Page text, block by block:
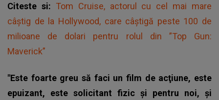
Citeste si: Tom Cruise, actorul cu cel mai mare
câștig de la Hollywood, care câștigă peste 100 de
milioane de dolari pentru rolul din ”Top Gun:
Maverick”
"Este foarte greu să faci un film de acţiune, este
epuizant, este solicitant fizic şi pentru noi, şi